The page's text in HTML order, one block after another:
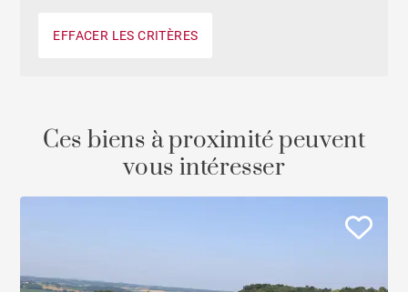
EFFACER LES CRITÈRES
Ces biens à proximité peuvent
vous intéresser